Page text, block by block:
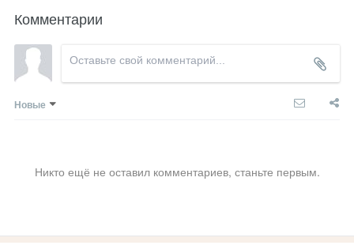
Комментарии
Новые
Никто ещё не оставил комментариев, станьте первым.